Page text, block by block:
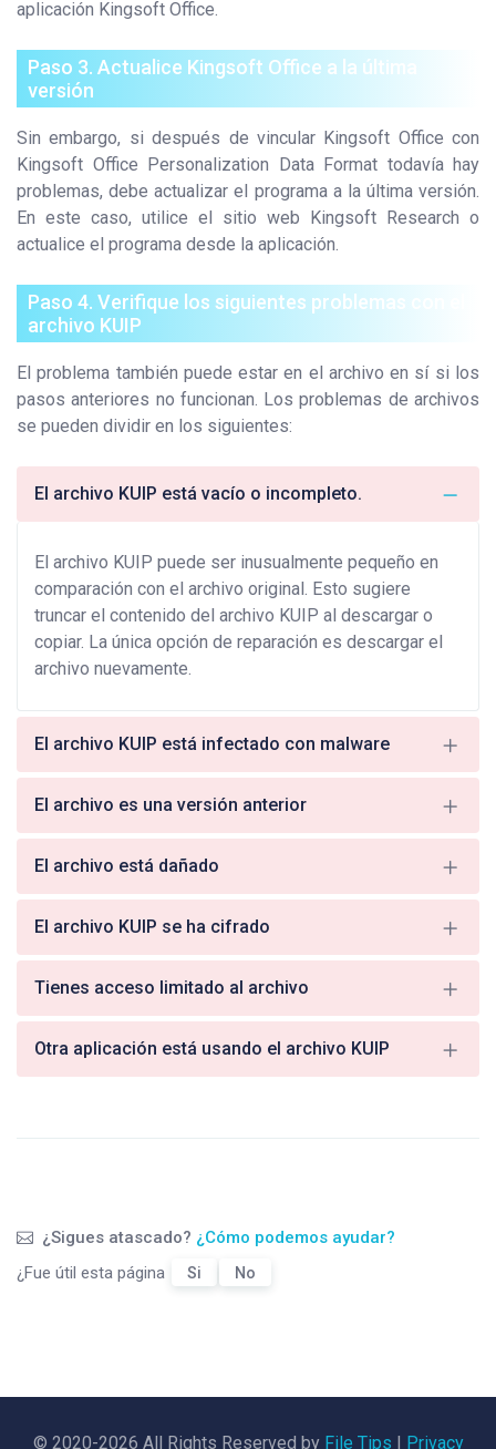
aplicación Kingsoft Office.
Paso 3. Actualice Kingsoft Office a la última
versión
Sin embargo, si después de vincular Kingsoft Office con
Kingsoft Office Personalization Data Format todavía hay
problemas, debe actualizar el programa a la última versión.
En este caso, utilice el sitio web Kingsoft Research o
actualice el programa desde la aplicación.
Paso 4. Verifique los siguientes problemas con el
archivo KUIP
El problema también puede estar en el archivo en sí si los
pasos anteriores no funcionan. Los problemas de archivos
se pueden dividir en los siguientes:
El archivo KUIP está vacío o incompleto.
El archivo KUIP puede ser inusualmente pequeño en
comparación con el archivo original. Esto sugiere
truncar el contenido del archivo KUIP al descargar o
copiar. La única opción de reparación es descargar el
archivo nuevamente.
El archivo KUIP está infectado con malware
El archivo es una versión anterior
El archivo está dañado
El archivo KUIP se ha cifrado
Tienes acceso limitado al archivo
Otra aplicación está usando el archivo KUIP
¿Sigues atascado? ¿Cómo podemos ayudar?
¿Fue útil esta página
Si No
© 2020-2026 All Rights Reserved by File Tips | Privacy